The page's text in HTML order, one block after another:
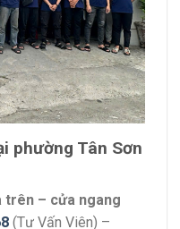
phường Tân Sơn
trên – cửa ngang
(Tư Vấn Viên) –